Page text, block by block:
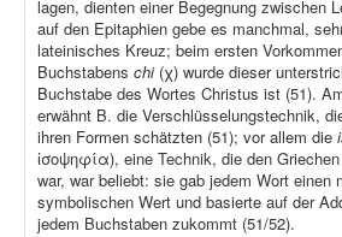
lagen, dienten einer Begegnung zwischen
auf den Epitaphien gebe es manchmal,
lateinisches Kreuz; beim ersten
Buchstabens chi (χ) wurde dieser
Buchstabe des Wortes Christus ist (51).
erwähnt B. die Verschlüsselungstechnik,
ihren Formen schätzten (51); vor allem die
ἰσοψηφία), eine Technik, die den
war, war beliebt: sie gab jedem Wort einen
symbolischen Wert und basierte auf der
jedem Buchstaben zukommt (51/52).